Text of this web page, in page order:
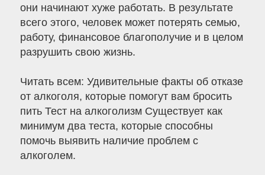
они начинают хуже работать. В результате
всего этого, человек может потерять семью,
работу, финансовое благополучие и в целом
разрушить свою жизнь.
Читать всем: Удивительные факты об отказе
от алкоголя, которые помогут вам бросить
пить Тест на алкоголизм Существует как
минимум два теста, которые способны
помочь выявить наличие проблем с
алкоголем.